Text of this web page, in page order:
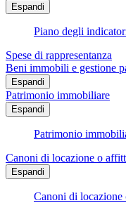
Espandi
Piano degli
Spese di rappresentanza
Beni immobili e gestione
Espandi
Patrimonio immobiliare
Espandi
Patrimonio
Canoni di locazione o
Espandi
Canoni di locazione